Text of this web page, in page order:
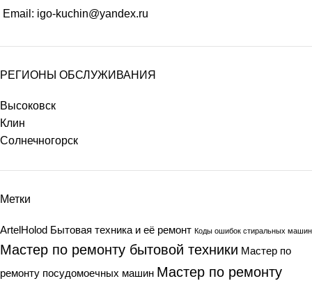
Email: igo-kuchin@yandex.ru
РЕГИОНЫ ОБСЛУЖИВАНИЯ
Высоковск
Клин
Солнечногорск
Метки
ArtelHolod Бытовая техника и её ремонт Коды ошибок стиральных машин
Мастер по ремонту бытовой техники Мастер по
ремонту посудомоечных машин Мастер по ремонту